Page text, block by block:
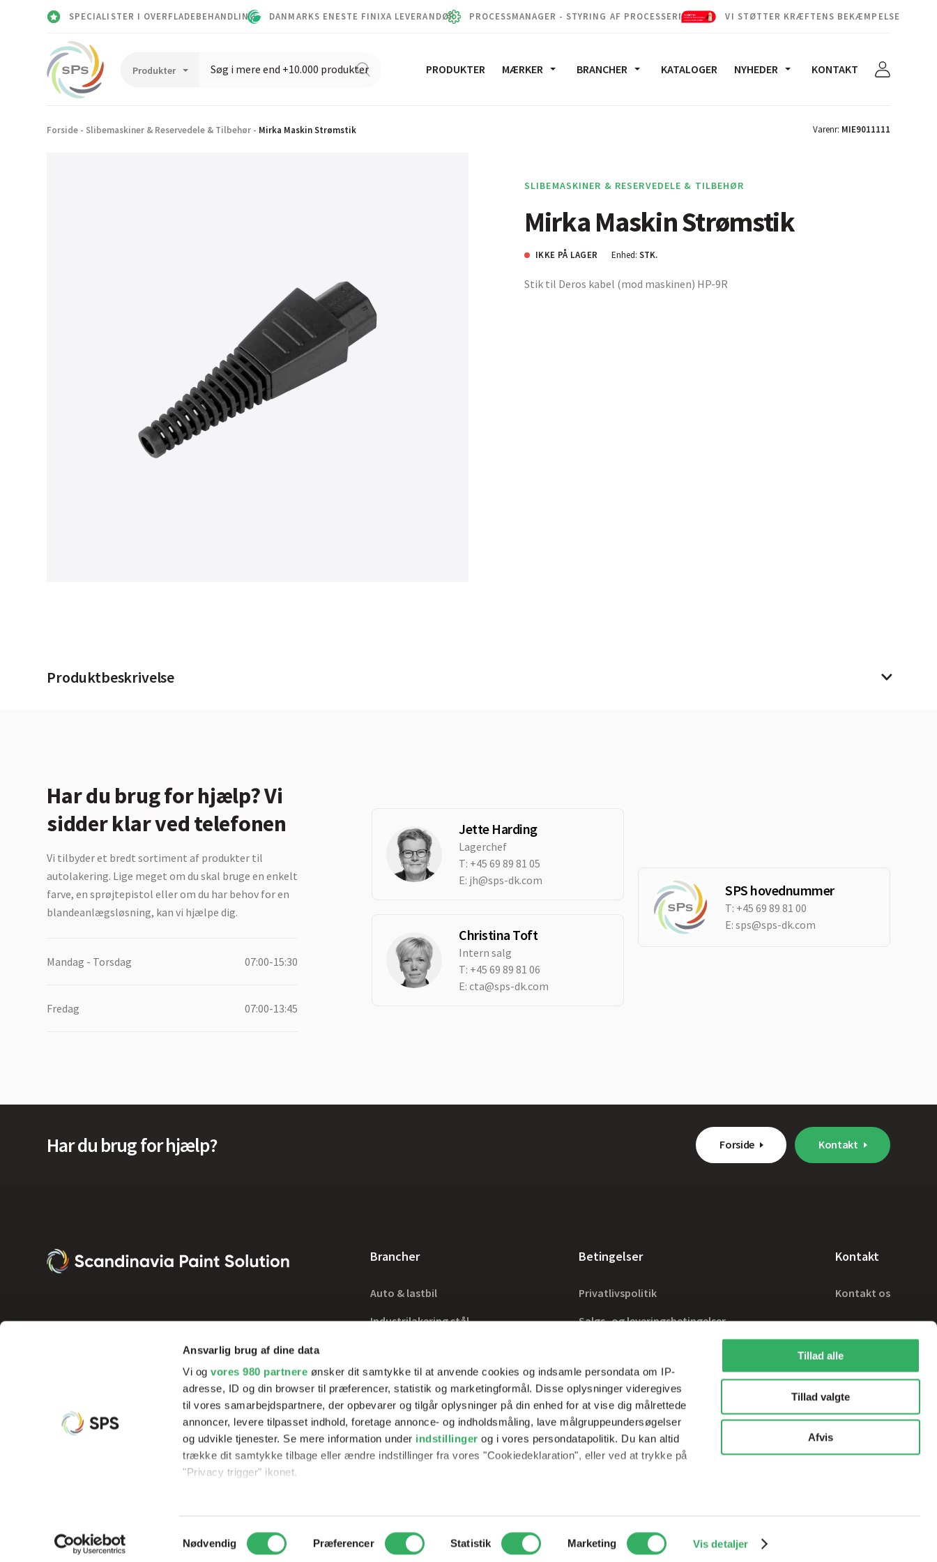
Ansvarlig brug af dine data
Vi ogvores 980 partnere ønsker dit samtykke til at anvende cookies og indsamle persondata om IP-
adresse, ID og din browser til præferencer, statistik og marketingformål. Disse oplysninger videregives
til vores samarbejdspartnere, der opbevarer og tilgår oplysninger på din enhed for at vise dig målrettede
annoncer, levere tilpasset indhold, foretage annonce- og indholdsmåling, lave målgruppeundersøgelser
og udvikle tjenester. Se mere information under indstillinger og i vores persondatapolitik. Du kan altid
trække dit samtykke tilbage eller ændre indstillinger fra vores "Cookiedeklaration", eller ved at trykke på
"Privacy trigger" ikonet.
Vi bruger cookies til at tilpasse vores indhold og annoncer, til at vise dig funktioner til sociale medier og
til at analysere vores trafik. Vi deler også oplysninger om din brug af vores hjemmeside med vores
Samtykkevalg
Nødvendig Præferencer Statistik Marketing Vis detaljer
Tillad alle
Tillad valgte
Afvis
SPECIALISTER I OVERFLADEBEHANDLING DANMARKS ENESTE FINIXA LEVERANDØR PROCESSMANAGER - STYRING AF PROCESSERNE VI STØTTER KRÆFTENS BEKÆMPELSE
PRODUKTER MÆRKER BRANCHER KATALOGER NYHEDER KONTAKT
Forside - Slibemaskiner & Reservedele & Tilbehør - Mirka Maskin Strømstik Varenr: MIE9011111
SLIBEMASKINER & RESERVEDELE & TILBEHØR
Mirka Maskin Strømstik
IKKE PÅ LAGER Enhed: STK.
Stik til Deros kabel (mod maskinen) HP-9R
Produktbeskrivelse
Har du brug for hjælp? Vi
sidder klar ved telefonen
Vi tilbyder et bredt sortiment af produkter til
autolakering. Lige meget om du skal bruge en enkelt
farve, en sprøjtepistol eller om du har behov for en
blandeanlægsløsning, kan vi hjælpe dig.
Mandag - Torsdag 07:00-15:30
Fredag 07:00-13:45
Jette Harding
Lagerchef
T: +45 69 89 81 05
E: jh@sps-dk.com
Christina Toft
Intern salg
T: +45 69 89 81 06
E:cta@sps-dk.com
SPS hovednummer
T: +45 69 89 81 00
E: sps@sps-dk.com
Har du brug for hjælp? Forside Kontakt
Brancher
Auto & lastbil
Industrilakering stål
Tilbehør
Betingelser
Privatlivspolitik
Salgs- og leveringsbetingelser
Kontakt
Kontakt os
Vi tilbyder innovative produkter og effektive processer, der sikrer optimale
resultater og rentabilitet, samt hjælp og undervisning af vores erfarne teknikker.
© Copyright 2026 Scandinavia Paint Solution CVR: 33955332 Peder Skrams Vej 7, 5220 Odense SØ Telefon: +45 69898100 Mail: sps@sps-dk.com